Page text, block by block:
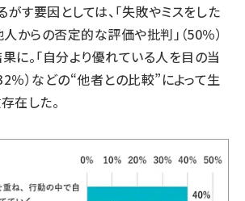
がす要因としては、「失敗やミスをした
人からの否定的な評価や批判」（50％）
に。「自分より優れている人を目の当
32％）などの“他者との比較”によって生
在した。